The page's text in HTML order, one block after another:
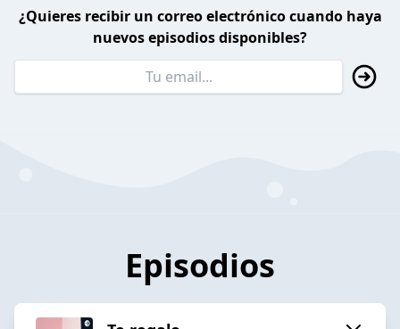
¿Quieres recibir un correo electrónico cuando haya
nuevos episodios disponibles?
Episodios